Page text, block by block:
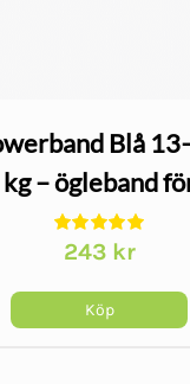
Blå
kg – ögleband
styrketräning
243 kr
Köp